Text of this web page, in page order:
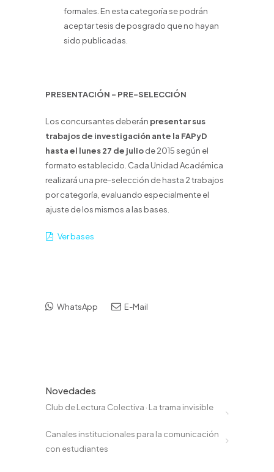
formales. En esta categoría se podrán
aceptar tesis de posgrado que no hayan
sido publicadas.
PRESENTACIÓN – PRE-SELECCIÓN
Los concursantes deberán presentar sus
trabajos de investigación ante la FAPyD
hasta el lunes 27 de juliode 2015 según el
formato establecido. Cada Unidad Académica
realizará una pre-selección de hasta 2 trabajos
por categoría, evaluando especialmente el
ajuste de los mismos a las bases.
Ver bases
WhatsApp E-Mail
Novedades
Club de Lectura Colectiva · La trama invisible
Canales institucionales para la comunicación
con estudiantes